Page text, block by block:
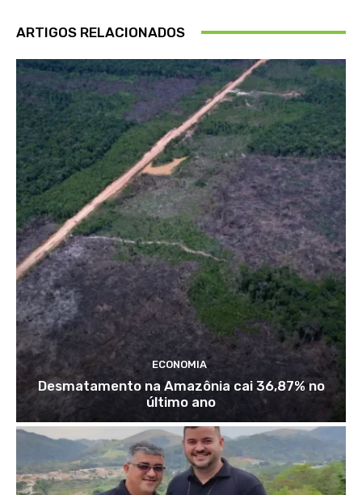
ARTIGOS RELACIONADOS
ECONOMIA
Desmatamento na Amazônia cai 36,87% no
último ano